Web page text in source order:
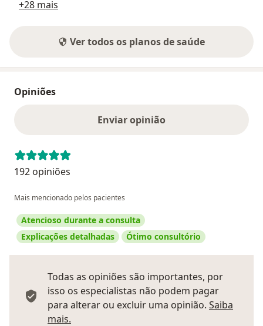
+28 mais
Ver todos os planos de saúde
Opiniões
Enviar opinião
192 opiniões
Mais mencionado pelos pacientes
Atencioso durante a consulta
Explicações detalhadas
Ótimo consultório
Todas as opiniões são importantes, por
isso os especialistas não podem pagar
para alterar ou excluir uma opinião. Saiba
mais.